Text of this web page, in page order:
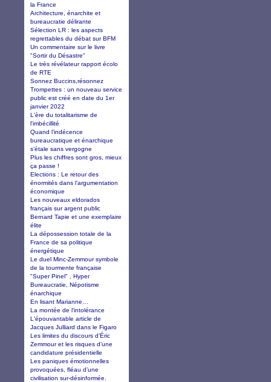
la France
Architecture, énarchite et
bureaucratie délirante
Sélection LR : les aspects
regrettables du débat sur BFM
Un commentaire sur le livre
"Sortir du Désastre"
Le très révélateur rapport écolo
de RTE
Sonnez Buccins,résonnez
Trompettes : un nouveau service
public est créé en date du 1er
janvier 2022
L'ère du totalitarisme de
l'imbécillité
Quand l’indécence
bureaucratique et énarchique
s’étale sans vergogne
Plus les chiffres sont gros, mieux
ça passe !
Elections : Le retour des
énormités dans l’argumentation
économique
Les nouveaux eldorados
français sur argent public
Bernard Tapie et une exemplaire
élite
La dépossession totale de la
France de sa politique
énergétique
Le duel Minc-Zemmour symbole
de la tourmente française
"Super Pinel" , Hyper
Bureaucratie, Népotisme
énarchique
En lisant Marianne…
La montée de l'intolérance
L'épouvantable article de
Jacques Julliard dans le Figaro
Les limites du discours d’Éric
Zemmour et les risques d’une
candidature présidentielle
Les paniques émotionnelles
provoquées, fléau d’une
civilisation sur-désinformée.